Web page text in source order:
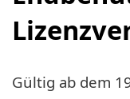
Gültig ab dem